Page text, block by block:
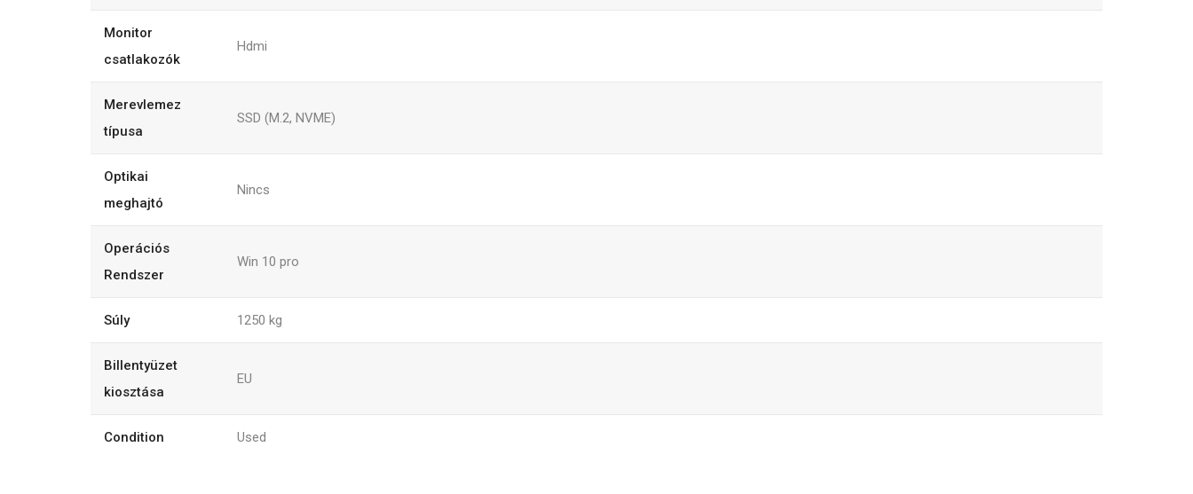
Monitor
csatlakozók
Hdmi
Merevlemez
típusa
SSD (M.2, NVME)
Optikai
meghajtó
Nincs
Operációs
Rendszer
Win 10 pro
Súly 1250 kg
Billentyüzet
kiosztása
EU
Condition Used